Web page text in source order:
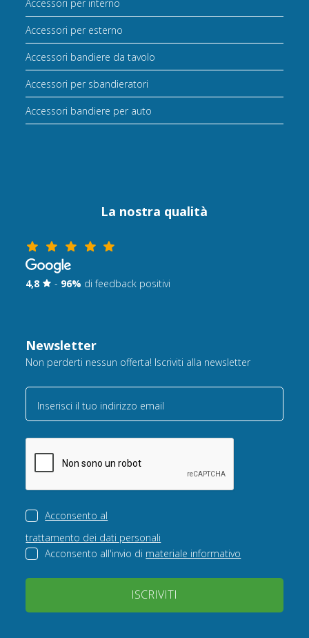
Accessori per interno
Accessori per esterno
Accessori bandiere da tavolo
Accessori per sbandieratori
Accessori bandiere per auto
La nostra qualità
4,8 - 96% di feedback positivi
Newsletter
Non perderti nessun offerta! Iscriviti alla newsletter
Inserisci il tuo indirizzo email
Acconsento al
trattamento dei dati personali
Acconsento all'invio di materiale informativo
ISCRIVITI